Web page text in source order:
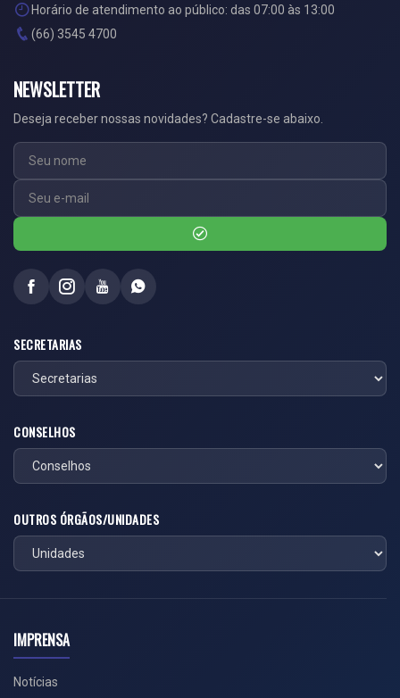
Horário de atendimento ao público: das 07:00 às 13:00
(66) 3545 4700
NEWSLETTER
Deseja receber nossas novidades? Cadastre-se abaixo.
SECRETARIAS
CONSELHOS
OUTROS ÓRGÃOS/UNIDADES
IMPRENSA
Notícias